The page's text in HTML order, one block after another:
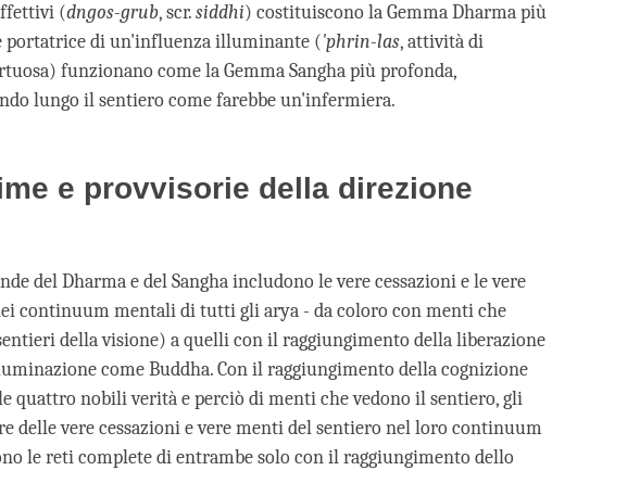
(dngos-grub, scr.siddhi) costituiscono la Gemma Dharma più
portatrice di un'influenza illuminante ('phrin-las, attività di
funzionano come la Gemma Sangha più profonda,
lungo il sentiero come farebbe un'infermiera.
e provvisorie della direzione
del Dharma e del Sangha includono le vere cessazioni e le vere
continuum mentali di tutti gli arya - da coloro con menti che
della visione) a quelli con il raggiungimento della liberazione
come Buddha. Con il raggiungimento della cognizione
quattro nobili verità e perciò di menti che vedono il sentiero, gli
delle vere cessazioni e vere menti del sentiero nel loro continuum
le reti complete di entrambe solo con il raggiungimento dello